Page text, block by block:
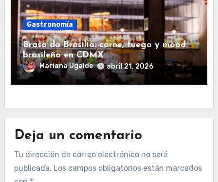
Gastronomía
Brasa do Brasilia: carne, fuego y mood
brasileño en CDMX
Mariana Ugalde abril 21, 2026
Deja un comentario
Tu dirección de correo electrónico no será
publicada. Los campos obligatorios están marcados